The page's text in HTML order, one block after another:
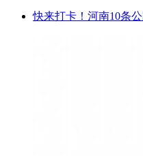
快来打卡！河南10条